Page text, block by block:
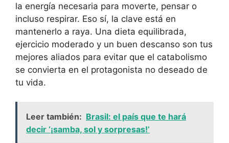
la energía necesaria para moverte, pensar o
incluso respirar. Eso sí, la clave está en
mantenerlo a raya. Una dieta equilibrada,
ejercicio moderado y un buen descanso son tus
mejores aliados para evitar que el catabolismo
se convierta en el protagonista no deseado de
tu vida.
Leer también: Brasil: el país que te hará
decir ‘¡samba, sol y sorpresas!’